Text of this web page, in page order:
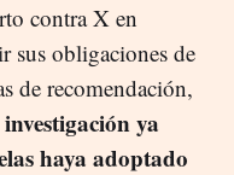
contra X en
sus obligaciones de
de recomendación,
ya
haya adoptado